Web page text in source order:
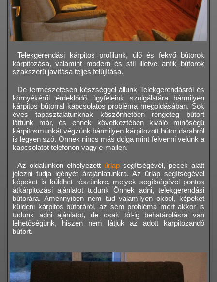
Telekgerendási kárpitos profilunk, ülő és fekvő bútorok
kárpitozása, valamint modern és stíl illetve antik bútorok
szakszerű javítása teljes felújítása.
De természetesen készséggel állunk Telekgerendásról és
környékéről érdeklődő ügyfeleink szolgálatára bármilyen
kárpitos bútorral kapcsolatos probléma megoldásában. Sok
éves tapasztalatunknak köszönhetően rengeteg bútort
láttunk már, és ennek következtében kiváló minőségű
kárpitosmunkát végzünk bármilyen kárpitozott bútor darabról
is legyen szó. Önnek nincs más dolga mint felvenni velünk a
kapcsolatot telefonon vagy e-mailen.
Az oldalunkon elhelyezett űrlap segítségévél, pecek alatt
jelezni tudja igényét árajánlatunkra. Az űrlap segítségével
képeket is küldhet részünkre, melyek segítségével pontos
átkárpitozási ajánlatot tudunk Önnek adni, telekgerendási
bútorára. Amennyiben nem tud valamilyen okból, képeket
küldeni kárpitos bútoráról, az sem probléma mert akkor is
tudunk adni ajánlatot, de csak tól-ig behatárolásra van
lehetőségünk, hiszen nem látjuk az adott kárpitozandó
bútort.